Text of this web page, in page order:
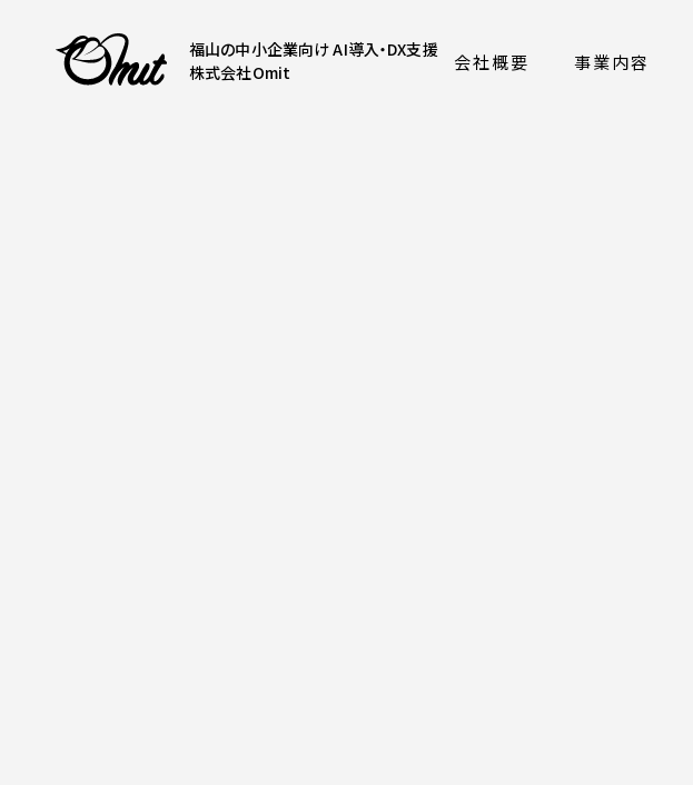
福山の中小企業向け AI導入・DX支援
株式会社Omit
会社概要 事業内容